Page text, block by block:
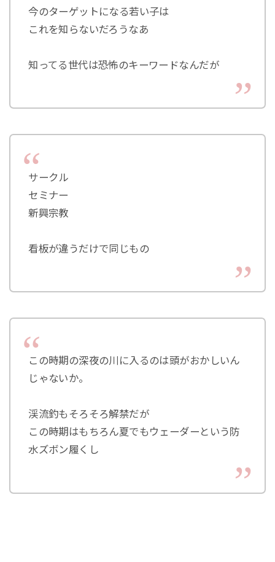
今のターゲットになる若い子は
これを知らないだろうなあ
知ってる世代は恐怖のキーワードなんだが
サークル
セミナー
新興宗教
看板が違うだけで同じもの
この時期の深夜の川に入るのは頭がおかしいん
じゃないか。
渓流釣もそろそろ解禁だが
この時期はもちろん夏でもウェーダーという防
水ズボン履くし